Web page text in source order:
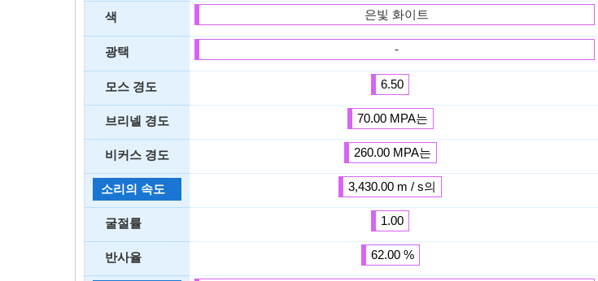
색
광택
모스 경도
브리넬 경도
비커스 경도
소리의 속도
굴절률
반사율
은빛 화이트
-
6.50
70.00 MPA는
260.00 MPA는
3,430.00 m / s의
1.00
62.00 %